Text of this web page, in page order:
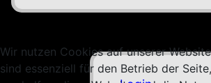
Wir nutzen Cookies auf unserer
sind essenziell für den Betrieb der